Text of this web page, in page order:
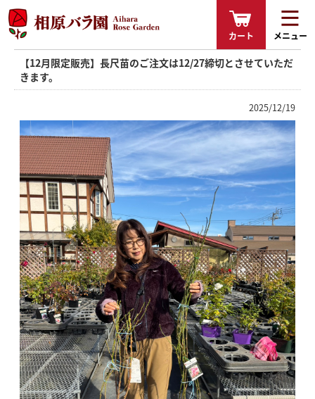
カート メニュー
【12月限定販売】長尺苗のご注文は12/27締切とさせていただ
きます。
2025/12/19